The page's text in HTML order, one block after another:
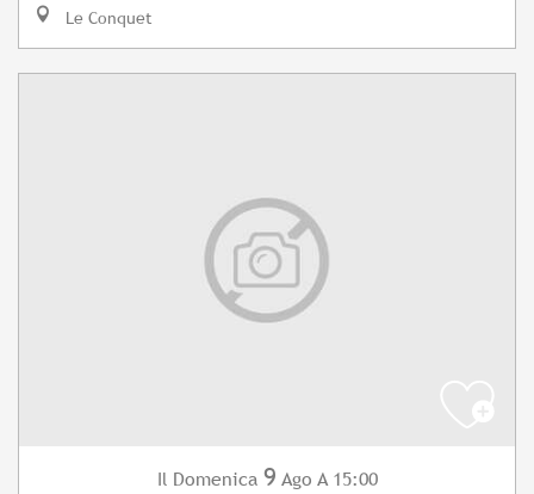
Le Conquet
Il Domenica 9 Ago A 15:00